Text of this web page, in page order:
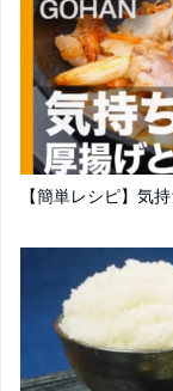
【簡単レシピ】気